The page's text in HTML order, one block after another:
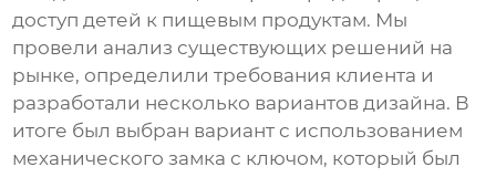
доступ детей к пищевым продуктам. Мы
провели анализ существующих решений на
рынке, определили требования клиента и
разработали несколько вариантов дизайна. В
итоге был выбран вариант с использованием
механического замка с ключом, который был